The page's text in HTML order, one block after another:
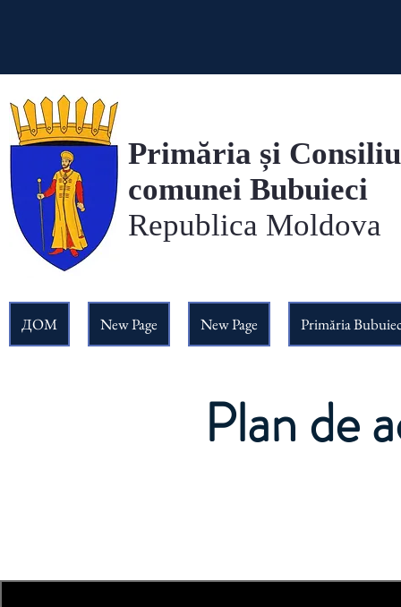
Primăria și
comunei Bubuieci
Republica Moldova
ДОМ New Page New Page Primăria
Plan de